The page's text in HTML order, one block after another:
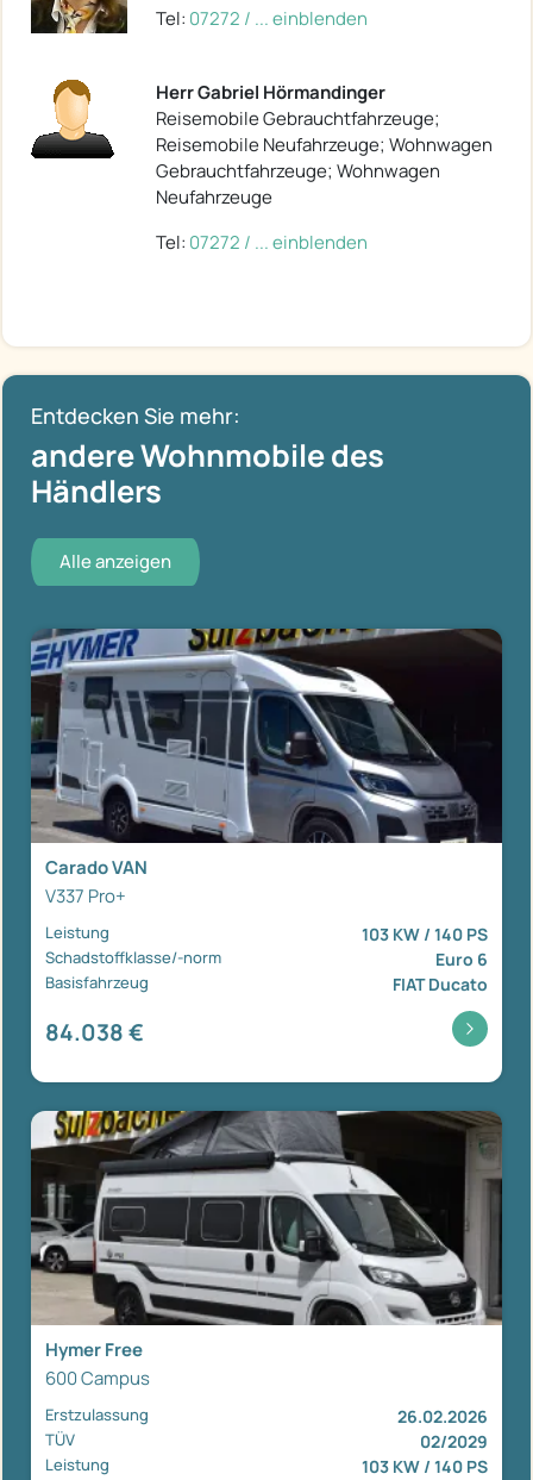
Tel: 07272 / ... einblenden
Herr Gabriel Hörmandinger
Reisemobile Gebrauchtfahrzeuge;
Reisemobile Neufahrzeuge; Wohnwagen
Gebrauchtfahrzeuge; Wohnwagen
Neufahrzeuge
Tel: 07272 / ... einblenden
Entdecken Sie mehr:
andere Wohnmobile des
Händlers
Alle anzeigen
Carado VAN
V337 Pro+
Leistung 103 KW / 140 PS
Schadstoffklasse/-norm Euro 6
Basisfahrzeug FIAT Ducato
84.038 €
Hymer Free
600 Campus
Erstzulassung 26.02.2026
TÜV 02/2029
Leistung 103 KW / 140 PS